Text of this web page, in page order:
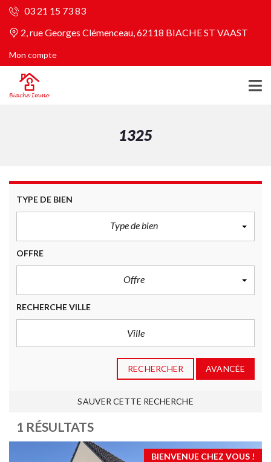
03 21 15 73 83
2, rue Georges Clémenceau, 62118 BIACHE ST VAAST
Mon compte
1325
TYPE DE BIEN
Type de bien
OFFRE
Offre
RECHERCHE VILLE
RECHERCHER AVANCÉE
SAUVER CETTE RECHERCHE
1 RÉSULTATS
BIENVENUE CHEZ VOUS !